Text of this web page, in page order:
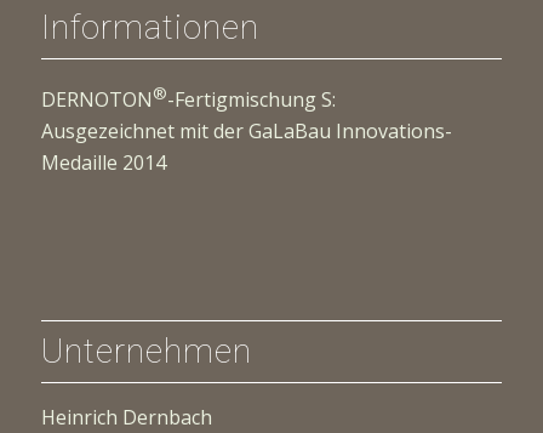
Informationen
DERNOTON®-Fertigmischung S:
Ausgezeichnet mit der GaLaBau Innovations-
Medaille 2014
Unternehmen
Heinrich Dernbach